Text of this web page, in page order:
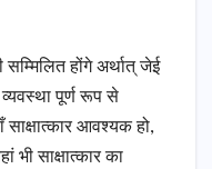
होंगे अर्थात् जेई
पूर्ण रूप से
साक्षात्कार आवश्यक हो,
साक्षात्कार का